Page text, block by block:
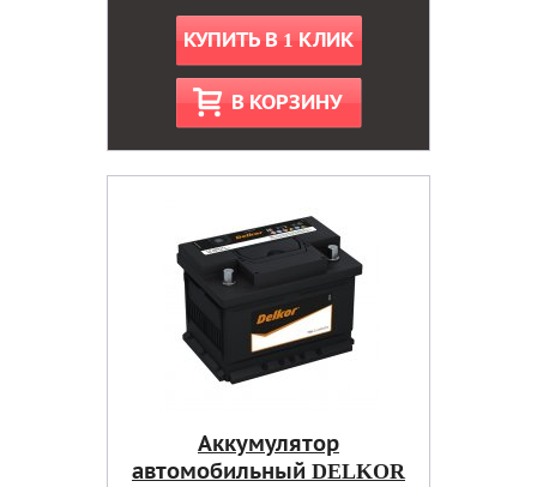
КУПИТЬ В 1 КЛИК
В КОРЗИНУ
Аккумулятор
автомобильный DELKOR